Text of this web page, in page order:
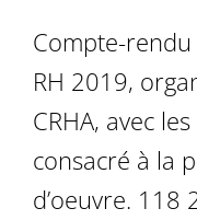
Compte-rendu
RH 2019,
CRHA, avec
consacré à la
d’oeuvre. 118